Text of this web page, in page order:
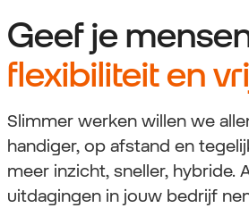
Geef je
flexibiliteit en
Slimmer werken willen we
handiger, op afstand en
meer inzicht, sneller, hybride.
uitdagingen in jouw bedrijf